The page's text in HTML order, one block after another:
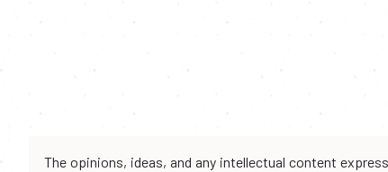
The opinions, ideas, and any intellectual content